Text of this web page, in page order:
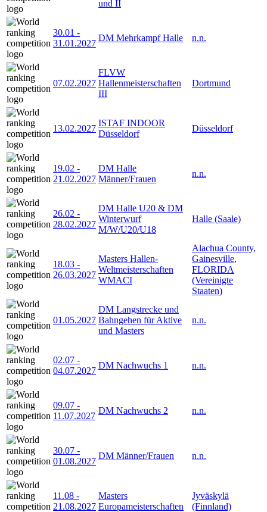
und II
30.01 -
31.01.2027
DM Mehrkampf Halle n.n.
07.02.2027
FLVW
Hallenmeisterschaften
III
Dortmund
13.02.2027
ISTAF INDOOR
Düsseldorf
Düsseldorf
19.02 -
21.02.2027
DM Halle
Männer/Frauen
n.n.
26.02 -
28.02.2027
DM Halle U20 & DM
Winterwurf
M/W/U20/U18
Halle (Saale)
18.03 -
26.03.2027
Masters Hallen-
Weltmeisterschaften
WMACI
Alachua County,
Gainesville,
FLORIDA
(Vereinigte
Staaten)
01.05.2027
DM Langstrecke und
Bahngehen für Aktive
und Masters
n.n.
02.07 -
04.07.2027
DM Nachwuchs 1 n.n.
09.07 -
11.07.2027
DM Nachwuchs 2 n.n.
30.07 -
01.08.2027
DM Männer/Frauen n.n.
11.08 -
21.08.2027
Masters
Europameisterschaften
Jyväskylä
(Finnland)